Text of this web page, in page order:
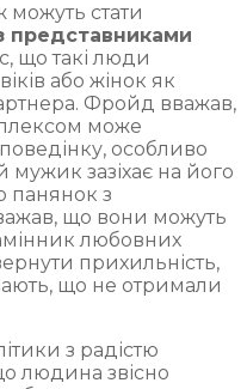
стати
представниками
що такі люди
або жінок як
Фройд вважав,
може
особливо
мужик зазіхає на його
панянок з
що вони можуть
любовних
прихильність,
що не отримали
з радістю
людина звісно